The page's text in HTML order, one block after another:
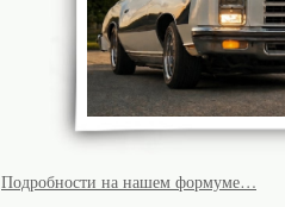
Подробности на нашем формуме…